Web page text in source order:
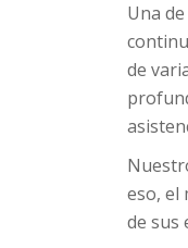
Una
de
eso, el
de sus